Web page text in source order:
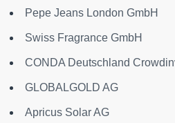
Pepe Jeans London GmbH
Swiss Fragrance GmbH
CONDA Deutschland
GLOBALGOLD AG
Apricus Solar AG